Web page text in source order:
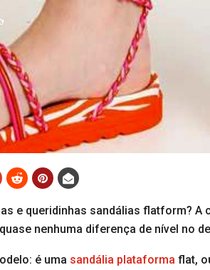
e queridinhas sandálias flatform?
nenhuma diferença de nível no
é uma sandália plataforma flat,